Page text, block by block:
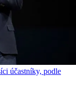
účastníky, podle